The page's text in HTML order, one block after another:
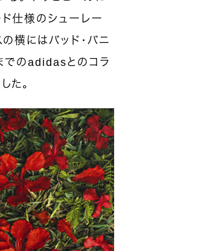
仕様のシューレー
横にはバッド・バニ
でのadidasとのコラ
た。